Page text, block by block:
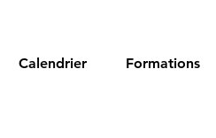
Calendrier Formations